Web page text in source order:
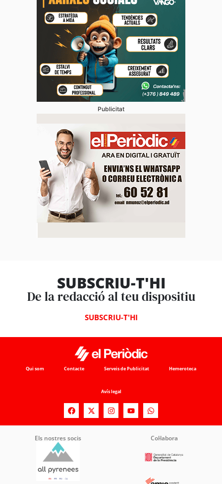
Publicitat
SUBSCRIU-T'HI
De la redacció al teu dispositiu
SUBSCRIU-T'HI
Qui som Contacte Serveis de Publicitat Hemeroteca
Avís legal
Els nostres socis Col·labora